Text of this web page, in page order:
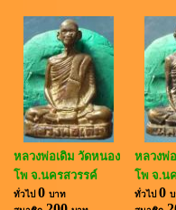
หลวงพ่อเดิม วัดหนอง
โพ จ.นครสวรรค์
ทั่วไป 0 บาท
หลวงพ่
โพ จ.น
ทั่วไป 0